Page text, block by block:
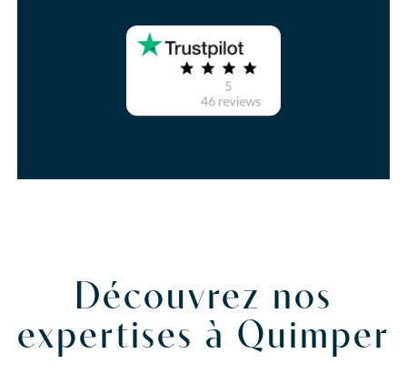
Découvrez nos
expertises à Quimper